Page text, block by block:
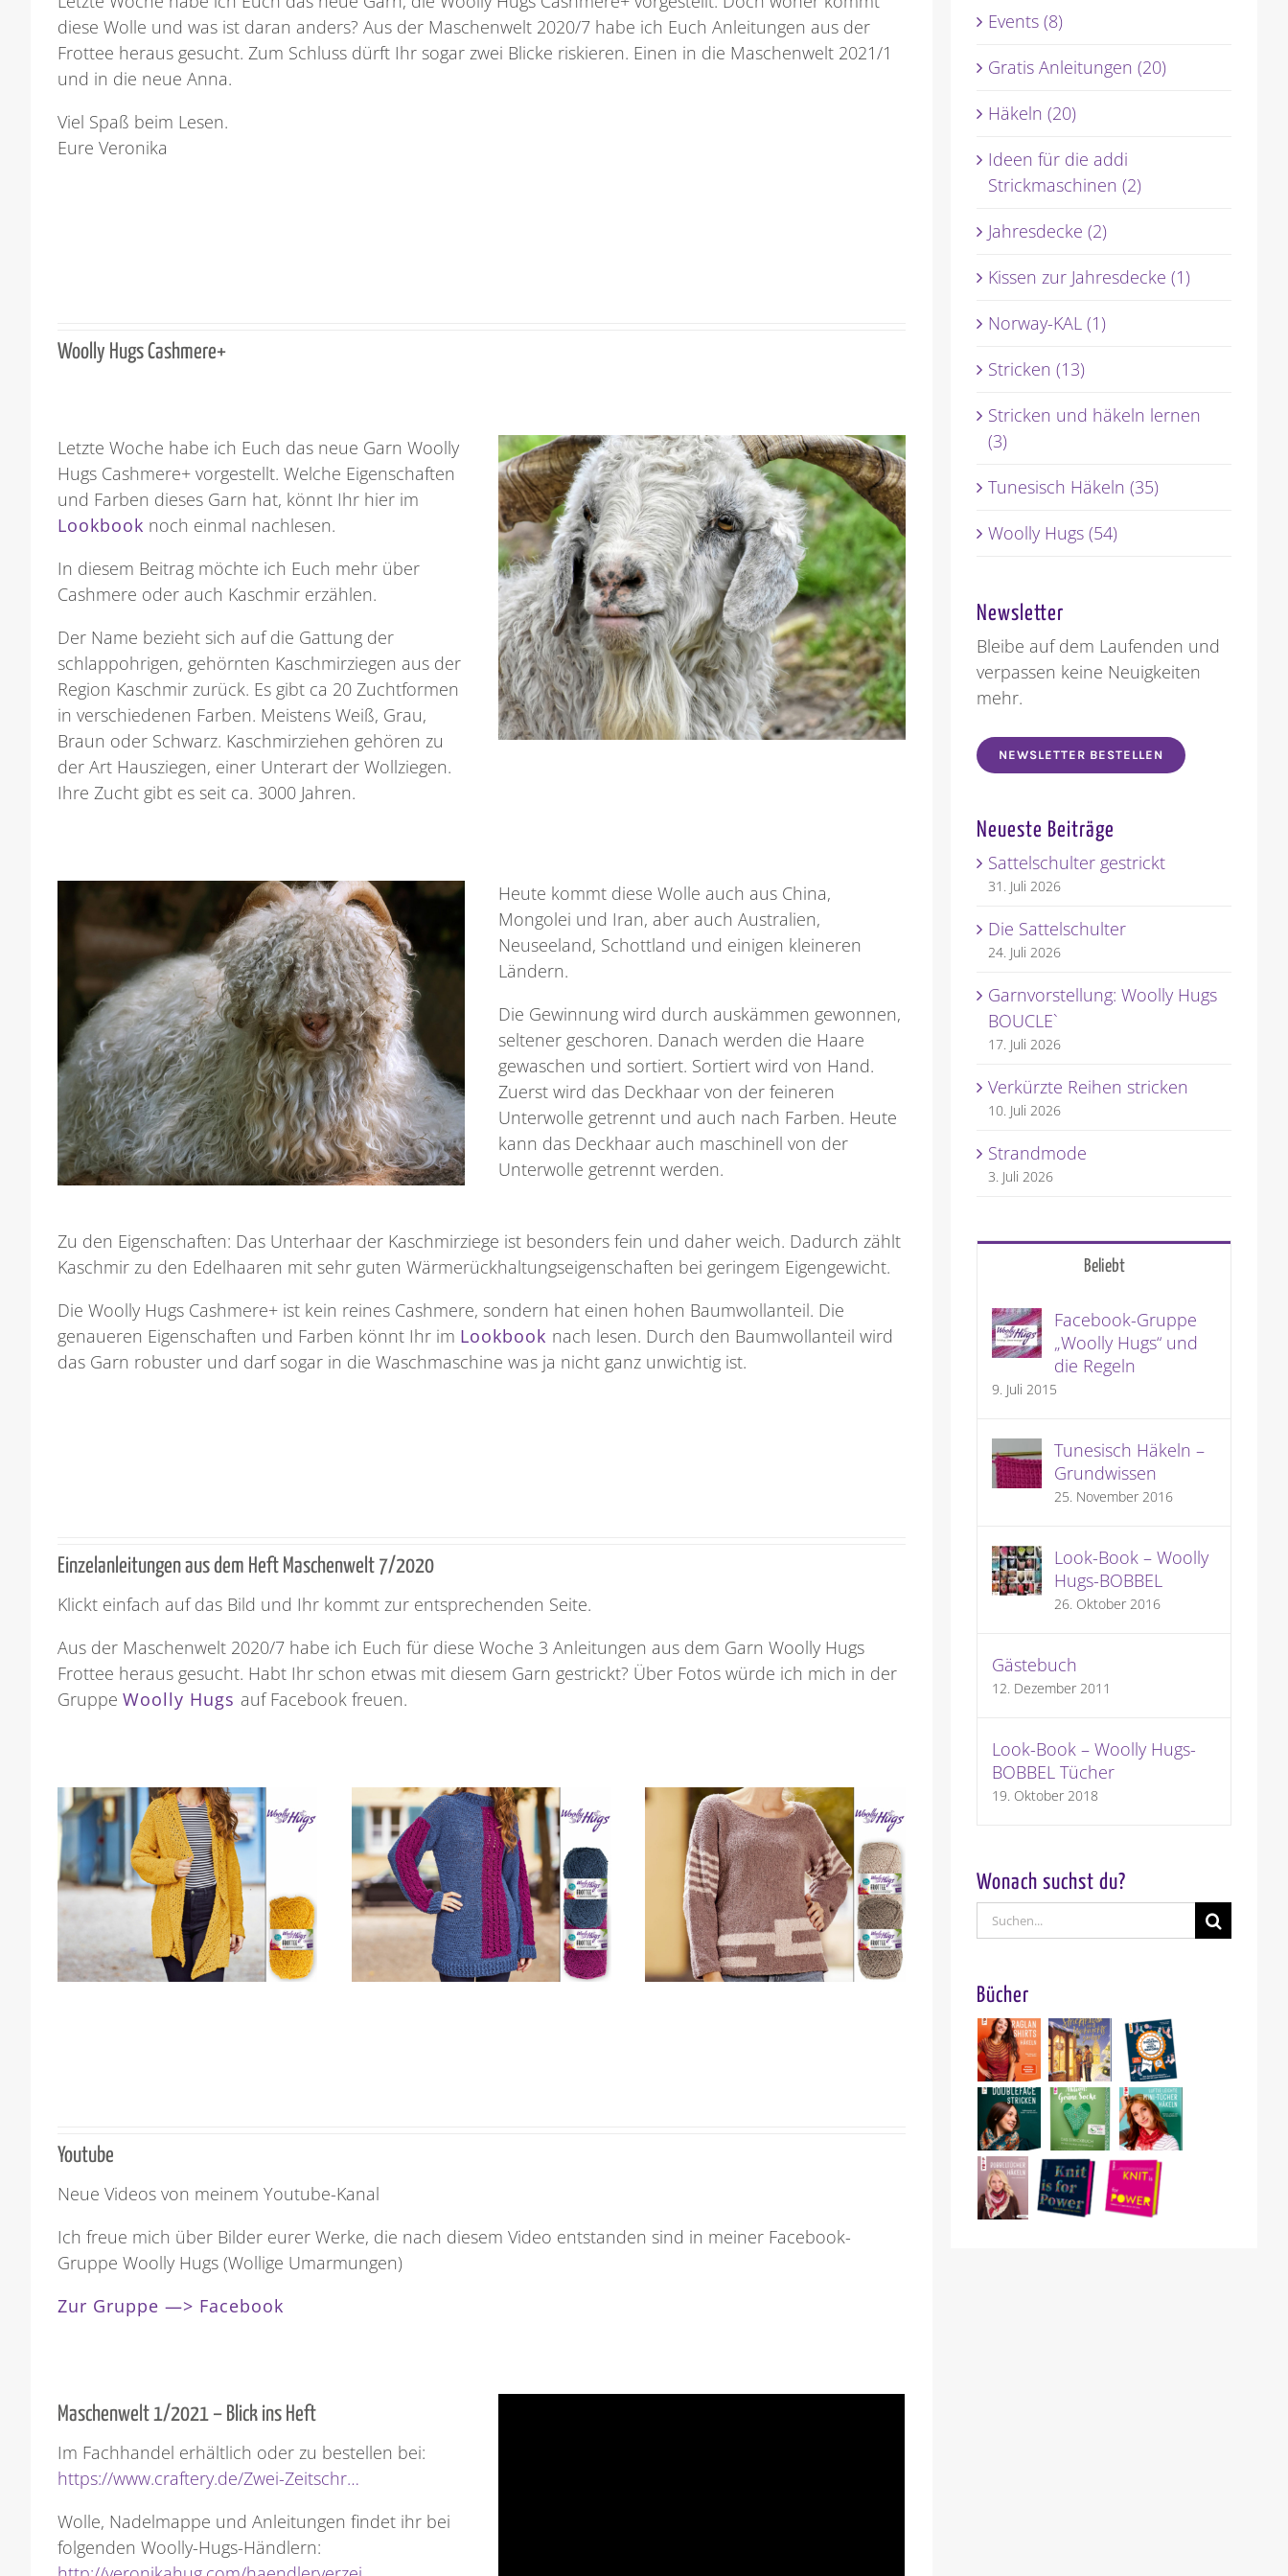
diese Wolle und was ist daran anders? Aus der Maschenwelt 2020/7 habe ich Euch Anleitungen aus der
Frottee heraus gesucht. Zum Schluss dürft Ihr sogar zwei Blicke riskieren. Einen in die Maschenwelt 2021/1
und in die neue Anna.
Viel Spaß beim Lesen.
Eure Veronika
Woolly Hugs Cashmere+
Letzte Woche habe ich Euch das neue Garn Woolly
Hugs Cashmere+ vorgestellt. Welche Eigenschaften
und Farben dieses Garn hat, könnt Ihr hier im
Lookbook noch einmal nachlesen.
In diesem Beitrag möchte ich Euch mehr über
Cashmere oder auch Kaschmir erzählen.
Der Name bezieht sich auf die Gattung der
schlappohrigen, gehörnten Kaschmirziegen aus der
Region Kaschmir zurück. Es gibt ca 20 Zuchtformen
in verschiedenen Farben. Meistens Weiß, Grau,
Braun oder Schwarz. Kaschmirziehen gehören zu
der Art Hausziegen, einer Unterart der Wollziegen.
Ihre Zucht gibt es seit ca. 3000 Jahren.
Heute kommt diese Wolle auch aus China,
Mongolei und Iran, aber auch Australien,
Neuseeland, Schottland und einigen kleineren
Ländern.
Die Gewinnung wird durch auskämmen gewonnen,
seltener geschoren. Danach werden die Haare
gewaschen und sortiert. Sortiert wird von Hand.
Zuerst wird das Deckhaar von der feineren
Unterwolle getrennt und auch nach Farben. Heute
kann das Deckhaar auch maschinell von der
Unterwolle getrennt werden.
Zu den Eigenschaften: Das Unterhaar der Kaschmirziege ist besonders fein und daher weich. Dadurch zählt
Kaschmir zu den Edelhaaren mit sehr guten Wärmerückhaltungseigenschaften bei geringem Eigengewicht.
Die Woolly Hugs Cashmere+ ist kein reines Cashmere, sondern hat einen hohen Baumwollanteil. Die
genaueren Eigenschaften und Farben könnt Ihr im Lookbook nach lesen. Durch den Baumwollanteil wird
das Garn robuster und darf sogar in die Waschmaschine was ja nicht ganz unwichtig ist.
Einzelanleitungen aus dem Heft Maschenwelt 7/2020
Klickt einfach auf das Bild und Ihr kommt zur entsprechenden Seite.
Aus der Maschenwelt 2020/7 habe ich Euch für diese Woche 3 Anleitungen aus dem Garn Woolly Hugs
Frottee heraus gesucht. Habt Ihr schon etwas mit diesem Garn gestrickt? Über Fotos würde ich mich in der
GruppeWoolly Hugs auf Facebook freuen.
Youtube
Neue Videos von meinem Youtube-Kanal
Ich freue mich über Bilder eurer Werke, die nach diesem Video entstanden sind in meiner Facebook-
Gruppe Woolly Hugs (Wollige Umarmungen)
Zur Gruppe —> Facebook
Maschenwelt 1/2021 – Blick ins Heft
Im Fachhandel erhältlich oder zu bestellen bei:
https://www.craftery.de/Zwei-Zeitschr…
Wolle, Nadelmappe und Anleitungen findet ihr bei
folgenden Woolly-Hugs-Händlern:
Events (8)
Gratis Anleitungen (20)
Häkeln (20)
Ideen für die addi
Strickmaschinen (2)
Jahresdecke (2)
Kissen zur Jahresdecke (1)
Norway-KAL (1)
Stricken (13)
Stricken und häkeln lernen
(3)
Tunesisch Häkeln (35)
Woolly Hugs (54)
Newsletter
Bleibe auf dem Laufenden und
verpassen keine Neuigkeiten
mehr.
NEWSLETTER BESTELLEN
Neueste Beiträge
Sattelschulter gestrickt
31. Juli 2026
Die Sattelschulter
24. Juli 2026
Garnvorstellung: Woolly Hugs
BOUCLE`
17. Juli 2026
Verkürzte Reihen stricken
10. Juli 2026
Strandmode
3. Juli 2026
Beliebt
Facebook-Gruppe
„Woolly Hugs“ und
die Regeln
9. Juli 2015
Tunesisch Häkeln –
Grundwissen
25. November 2016
Look-Book – Woolly
Hugs-BOBBEL
26. Oktober 2016
Gästebuch
12. Dezember 2011
Look-Book – Woolly Hugs-
BOBBEL Tücher
19. Oktober 2018
Wonach suchst du?
Suche
nach:
Bücher